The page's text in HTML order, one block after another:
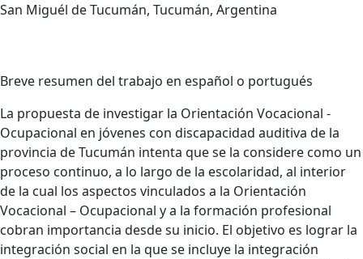
San Miguél de Tucumán, Tucumán, Argentina
Breve resumen del trabajo en español o portugués
La propuesta de investigar la Orientación Vocacional -
Ocupacional en jóvenes con discapacidad auditiva de la
provincia de Tucumán intenta que se la considere como un
proceso continuo, a lo largo de la escolaridad, al interior
de la cual los aspectos vinculados a la Orientación
Vocacional – Ocupacional y a la formación profesional
cobran importancia desde su inicio. El objetivo es lograr la
integración social en la que se incluye la integración